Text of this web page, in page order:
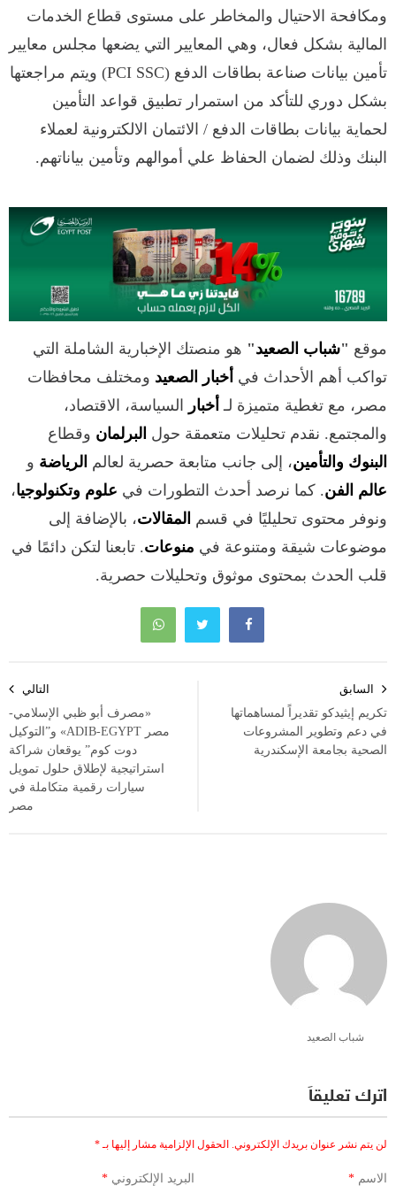
ومكافحة الاحتيال والمخاطر على مستوى قطاع الخدمات
المالية بشكل فعال، وهي المعايير التي يضعها مجلس معايير
تأمين بيانات صناعة بطاقات الدفع (PCI SSC) ويتم مراجعتها
بشكل دوري للتأكد من استمرار تطبيق قواعد التأمين
لحماية بيانات بطاقات الدفع / الائتمان الالكترونية لعملاء
البنك وذلك لضمان الحفاظ علي أموالهم وتأمين بياناتهم.
موقع "شباب الصعيد" هو منصتك الإخبارية الشاملة التي
تواكب أهم الأحداث في أخبار الصعيد ومختلف محافظات
مصر، مع تغطية متميزة لـ أخبار السياسة، الاقتصاد،
والمجتمع. نقدم تحليلات متعمقة حول البرلمان وقطاع
البنوك والتأمين، إلى جانب متابعة حصرية لعالم الرياضة و
عالم الفن. كما نرصد أحدث التطورات في علوم وتكنولوجيا،
ونوفر محتوى تحليليًا في قسم المقالات، بالإضافة إلى
موضوعات شيقة ومتنوعة في منوعات. تابعنا لتكن دائمًا في
قلب الحدث بمحتوى موثوق وتحليلات حصرية.
المقالات
السابق
تكريم إيثيدكو تقديراً لمساهماتها
في دعم وتطوير المشروعات
الصحية بجامعة الإسكندرية
التالي
«مصرف أبو ظبي الإسلامي-
مصر ADIB-EGYPT» و”التوكيل
دوت كوم” يوقعان شراكة
استراتيجية لإطلاق حلول تمويل
سيارات رقمية متكاملة في
مصر
شباب الصعيد
اترك تعليقاً
لن يتم نشر عنوان بريدك الإلكتروني. الحقول الإلزامية مشار إليها بـ*
الاسم * البريد الإلكتروني*